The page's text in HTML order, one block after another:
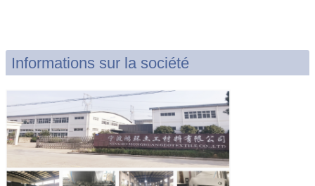
Informations sur la société